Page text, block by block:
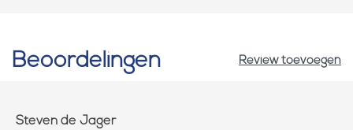
Beoordelingen Review toevoegen
Steven de Jager